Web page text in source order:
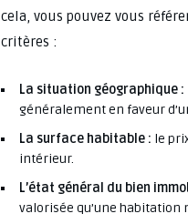
cela, vous pouvez vous
critères :
La situation géographique :
généralement en faveur
La surface habitable : le
intérieur.
L’état général du bien
valorisée qu’une